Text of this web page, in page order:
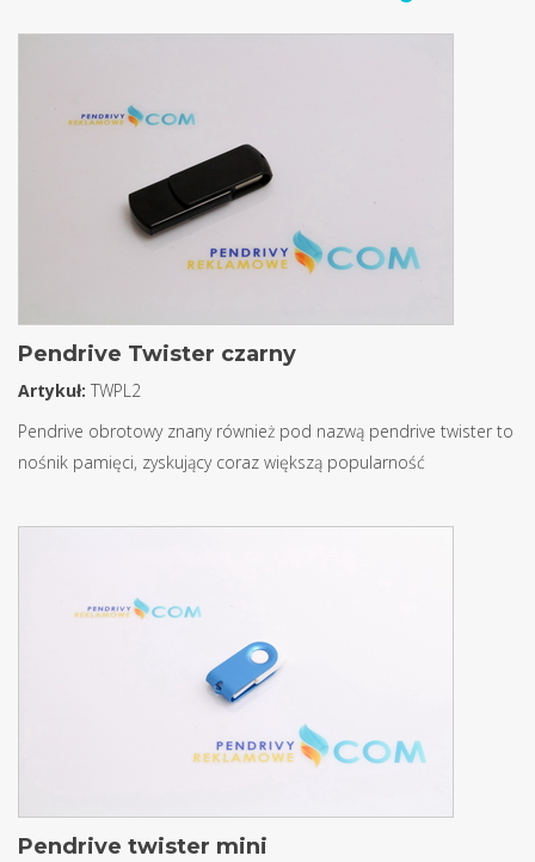
Pendrive Twister czarny
Artykuł: TWPL2
Pendrive obrotowy znany również pod nazwą pendrive twister to
nośnik pamięci, zyskujący coraz większą popularność
Pendrive twister mini